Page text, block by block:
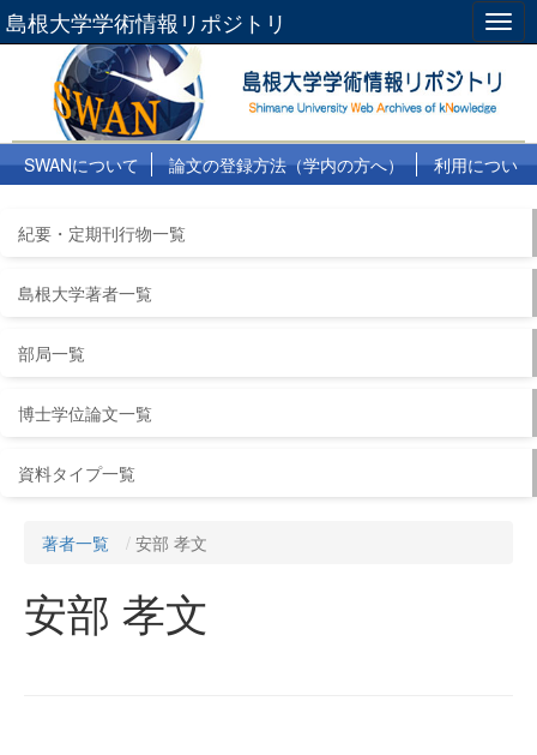
島根大学学術情報リポジトリ
SWANについて 論文の登録方法（学内の方へ）
利用につい
紀要・定期刊行物一覧
島根大学著者一覧
部局一覧
博士学位論文一覧
資料タイプ一覧
著者一覧 安部 孝文
安部 孝文